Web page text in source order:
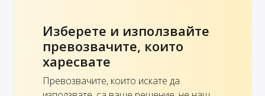
Изберете и използвайте
превозвачите, които
харесвате
Превозвачите, които искате да